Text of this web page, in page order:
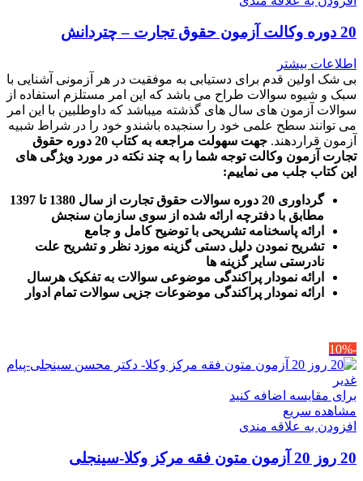
20 دوره وکالت آزمون حقوق تجارت – چتردانش
اطلاعات بیشتر
بی شک اولین قدم برای دستیابی به موفقیت در هر آزمونی آشنایی با
سبک و شیوه سوالات طراح می باشد که این امر مستلزم استفاده از
سوالات آزمون های سال های گذشته میباشد که داوطلبین با این امر
می توانند سطح علمی خود را سنجیده باشندو خود را در شراط شبیه
آزمون قراردهند.
جهت سهولت مراجعه به کتاب 20 دوره حقوق
تجارت آزمون وکالت توجه شما را به چند نکته در مورد ویژگی های
این کتاب جلب می نماییم:
گرداوری 20 دوره سوالات حقوق تجارت از سال 1380 تا 1397
مطابق با دفترچه ارائه شده از سوی سازمان سنجش
ارائه پاسخنامه تشریحی با توضیح کامل و جامع
تشریح نمودن دلیل دستی گزینه موزد نظر و تشریح علت
نادرستی سایر گزینه ها
ارائه نمودار پراکندگی موضوعی سوالات به تفکیک هرسال
رائه نمودار پراکندگی موضوعات جزیی سوالات تمام ادوار
-10%
برای مقایسه اضافه کنید
مشاهده سریع
افزودن به علاقه مندی
20 روز 20 آزمون متون فقه مرکز وکلا-سینجلی